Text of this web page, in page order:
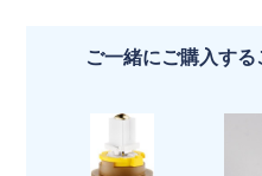
ご一緒にご購入す